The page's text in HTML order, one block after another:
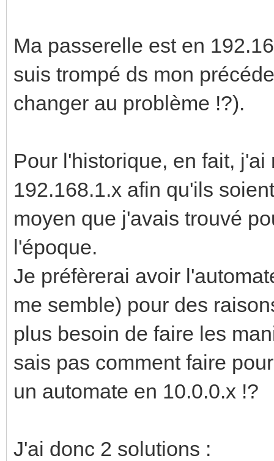
Ma passerelle est en
suis trompé ds mon
changer au problème !?).
Pour l'historique, en fait,
192.168.1.x afin qu'ils
moyen que j'avais trouvé
l'époque.
Je préfèrerai avoir
me semble) pour des
plus besoin de faire les
sais pas comment faire
un automate en 10.0.0.x !?
J'ai donc 2 solutions :